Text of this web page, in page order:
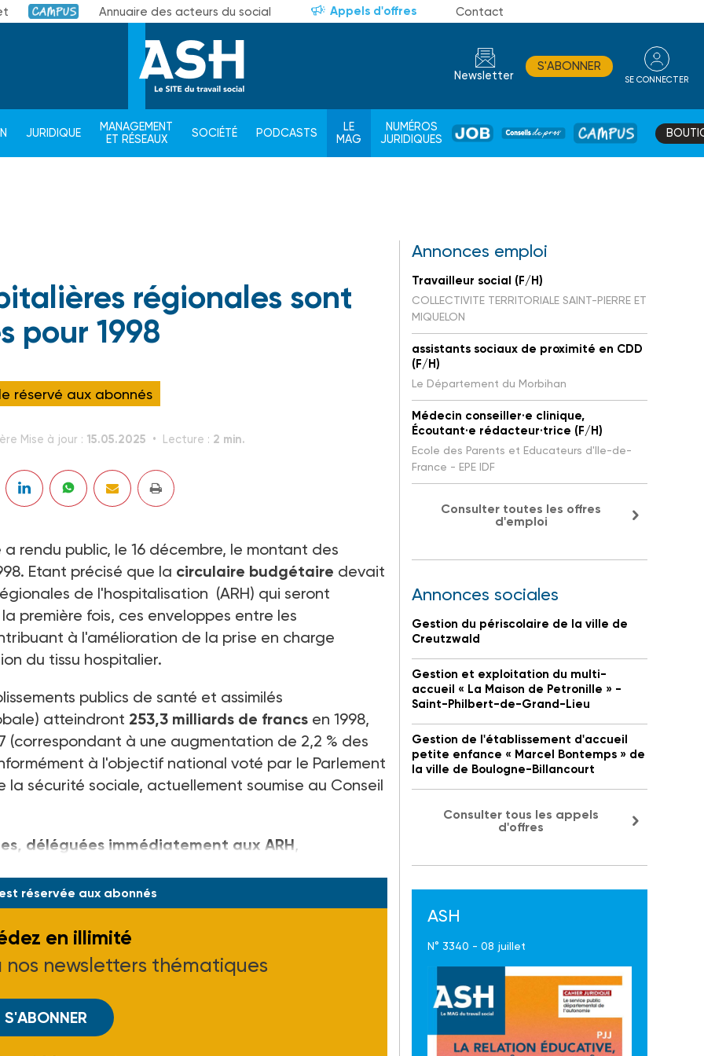
Campus Annuaire des acteurs du social Appels d'offres Contact
Newsletter
S'ABONNER
SE CONNECTER
JURIDIQUE
MANAGEMENT
ET RÉSEAUX
SOCIÉTÉ PODCASTS
LE
MAG
NUMÉROS
JURIDIQUES
JOB
DE
CAMPUS
régionales sont
pour 1998
réservé aux abonnés
Mise à jour : 15.05.2025 Lecture : 2 min.
rendu public, le 16 décembre, le montant des
Etant précisé que la circulaire budgétaire devait
de l'hospitalisation (ARH) qui seront
première fois, ces enveloppes entre les
à l'amélioration de la prise en charge
du tissu hospitalier.
publics de santé et assimilés
atteindront 253,3 milliards de francs en 1998,
(correspondant à une augmentation de 2,2 % des
à l'objectif national voté par le Parlement
sécurité sociale, actuellement soumise au Conseil
déléguées immédiatement aux ARH,
réservée aux abonnés
en illimité
nos newsletters thématiques
S'ABONNER
Annonces emploi
Travailleur social (F/H)
COLLECTIVITE TERRITORIALE SAINT-PIERRE ET
MIQUELON
assistants sociaux de proximité en CDD
(F/H)
Le Département du Morbihan
Médecin conseiller·e clinique,
Écoutant·e rédacteur·trice (F/H)
Ecole des Parents et Educateurs d'Ile-de-
France - EPE IDF
Consulter toutes les offres
d'emploi
Annonces sociales
Gestion du périscolaire de la ville de
Creutzwald
Gestion et exploitation du multi-
accueil « La Maison de Petronille » -
Saint-Philbert-de-Grand-Lieu
Gestion de l'établissement d'accueil
petite enfance « Marcel Bontemps » de
la ville de Boulogne-Billancourt
Consulter tous les appels
d'offres
ASH
N° 3340 - 08 juillet